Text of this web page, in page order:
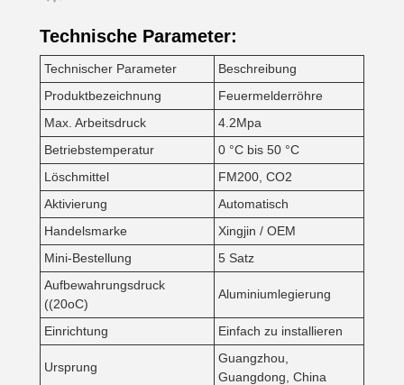
Technische Parameter:
Technischer Parameter
Beschreibung
Produktbezeichnung
Feuermelderröhre
Max. Arbeitsdruck
4.2Mpa
Betriebstemperatur
0 °C bis 50 °C
Löschmittel
FM200, CO2
Aktivierung
Automatisch
Handelsmarke
Xingjin / OEM
Mini-Bestellung
5 Satz
Aufbewahrungsdruck
((20oC)
Aluminiumlegierung
Einrichtung Einfach zu installieren
Ursprung
Guangzhou,
Guangdong, China